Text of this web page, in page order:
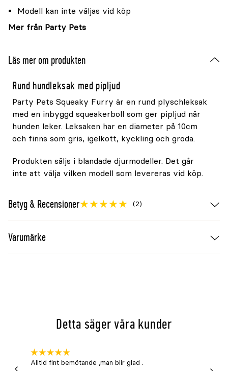
Modell kan inte väljas vid köp
Mer från Party Pets
Läs mer om produkten
Rund hundleksak med pipljud
Party Pets Squeaky Furry är en rund plyschleksak
med en inbyggd squeakerboll som ger pipljud när
hunden leker. Leksaken har en diameter på 10cm
och finns som gris, igelkott, kyckling och groda.
Produkten säljs i blandade djurmodeller. Det går
inte att välja vilken modell som levereras vid köp.
Betyg & Recensioner (2)
Varumärke
Detta säger våra kunder
Alltid fint bemötande ,man blir glad .